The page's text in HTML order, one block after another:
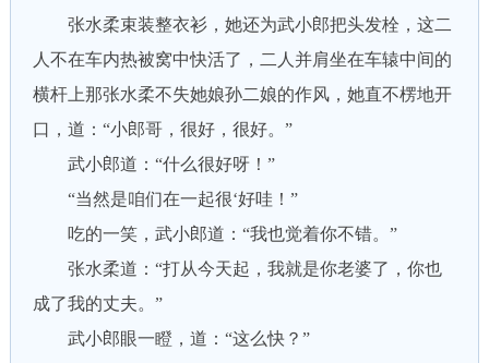
张水柔束装整衣衫，她还为武小郎把头发栓，这二
人不在车内热被窝中快活了，二人并肩坐在车辕中间的
横杆上那张水柔不失她娘孙二娘的作风，她直不楞地开
口，道：“小郎哥，很好，很好。”
武小郎道：“什么很好呀！”
“当然是咱们在一起很‘好哇！”
吃的一笑，武小郎道：“我也觉着你不错。”
张水柔道：“打从今天起，我就是你老婆了，你也
成了我的丈夫。”
武小郎眼一瞪，道：“这么快？”